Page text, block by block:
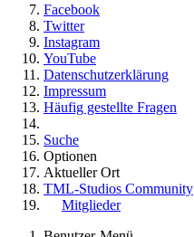
Facebook
Twitter
Instagram
YouTube
Datenschutzerklärung
Impressum
Häufig gestellte Fragen
Suche
Optionen
Aktueller Ort
TML-Studios Community
Mitglieder